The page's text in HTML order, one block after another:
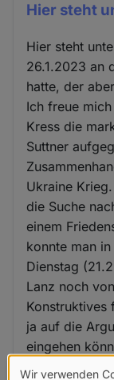
Hier steht
Hier steht
26.1.2023 an
hatte, der
Ich freue
Kress die
Suttner
Ukraine
die Suche
einem
konnte man
Dienstag
Lanz noch
Konstruktives
ja auf die
eingehen
müssen,
Wir verwenden